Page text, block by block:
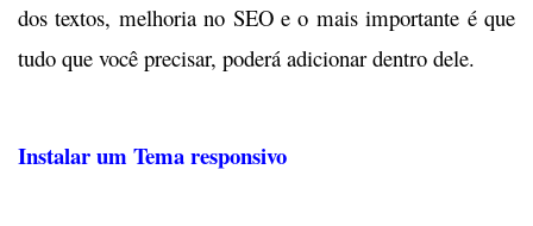
dos textos, melhoria no SEO e o mais importante é que
tudo que você precisar, poderá adicionar dentro dele.
Instalar um Tema responsivo